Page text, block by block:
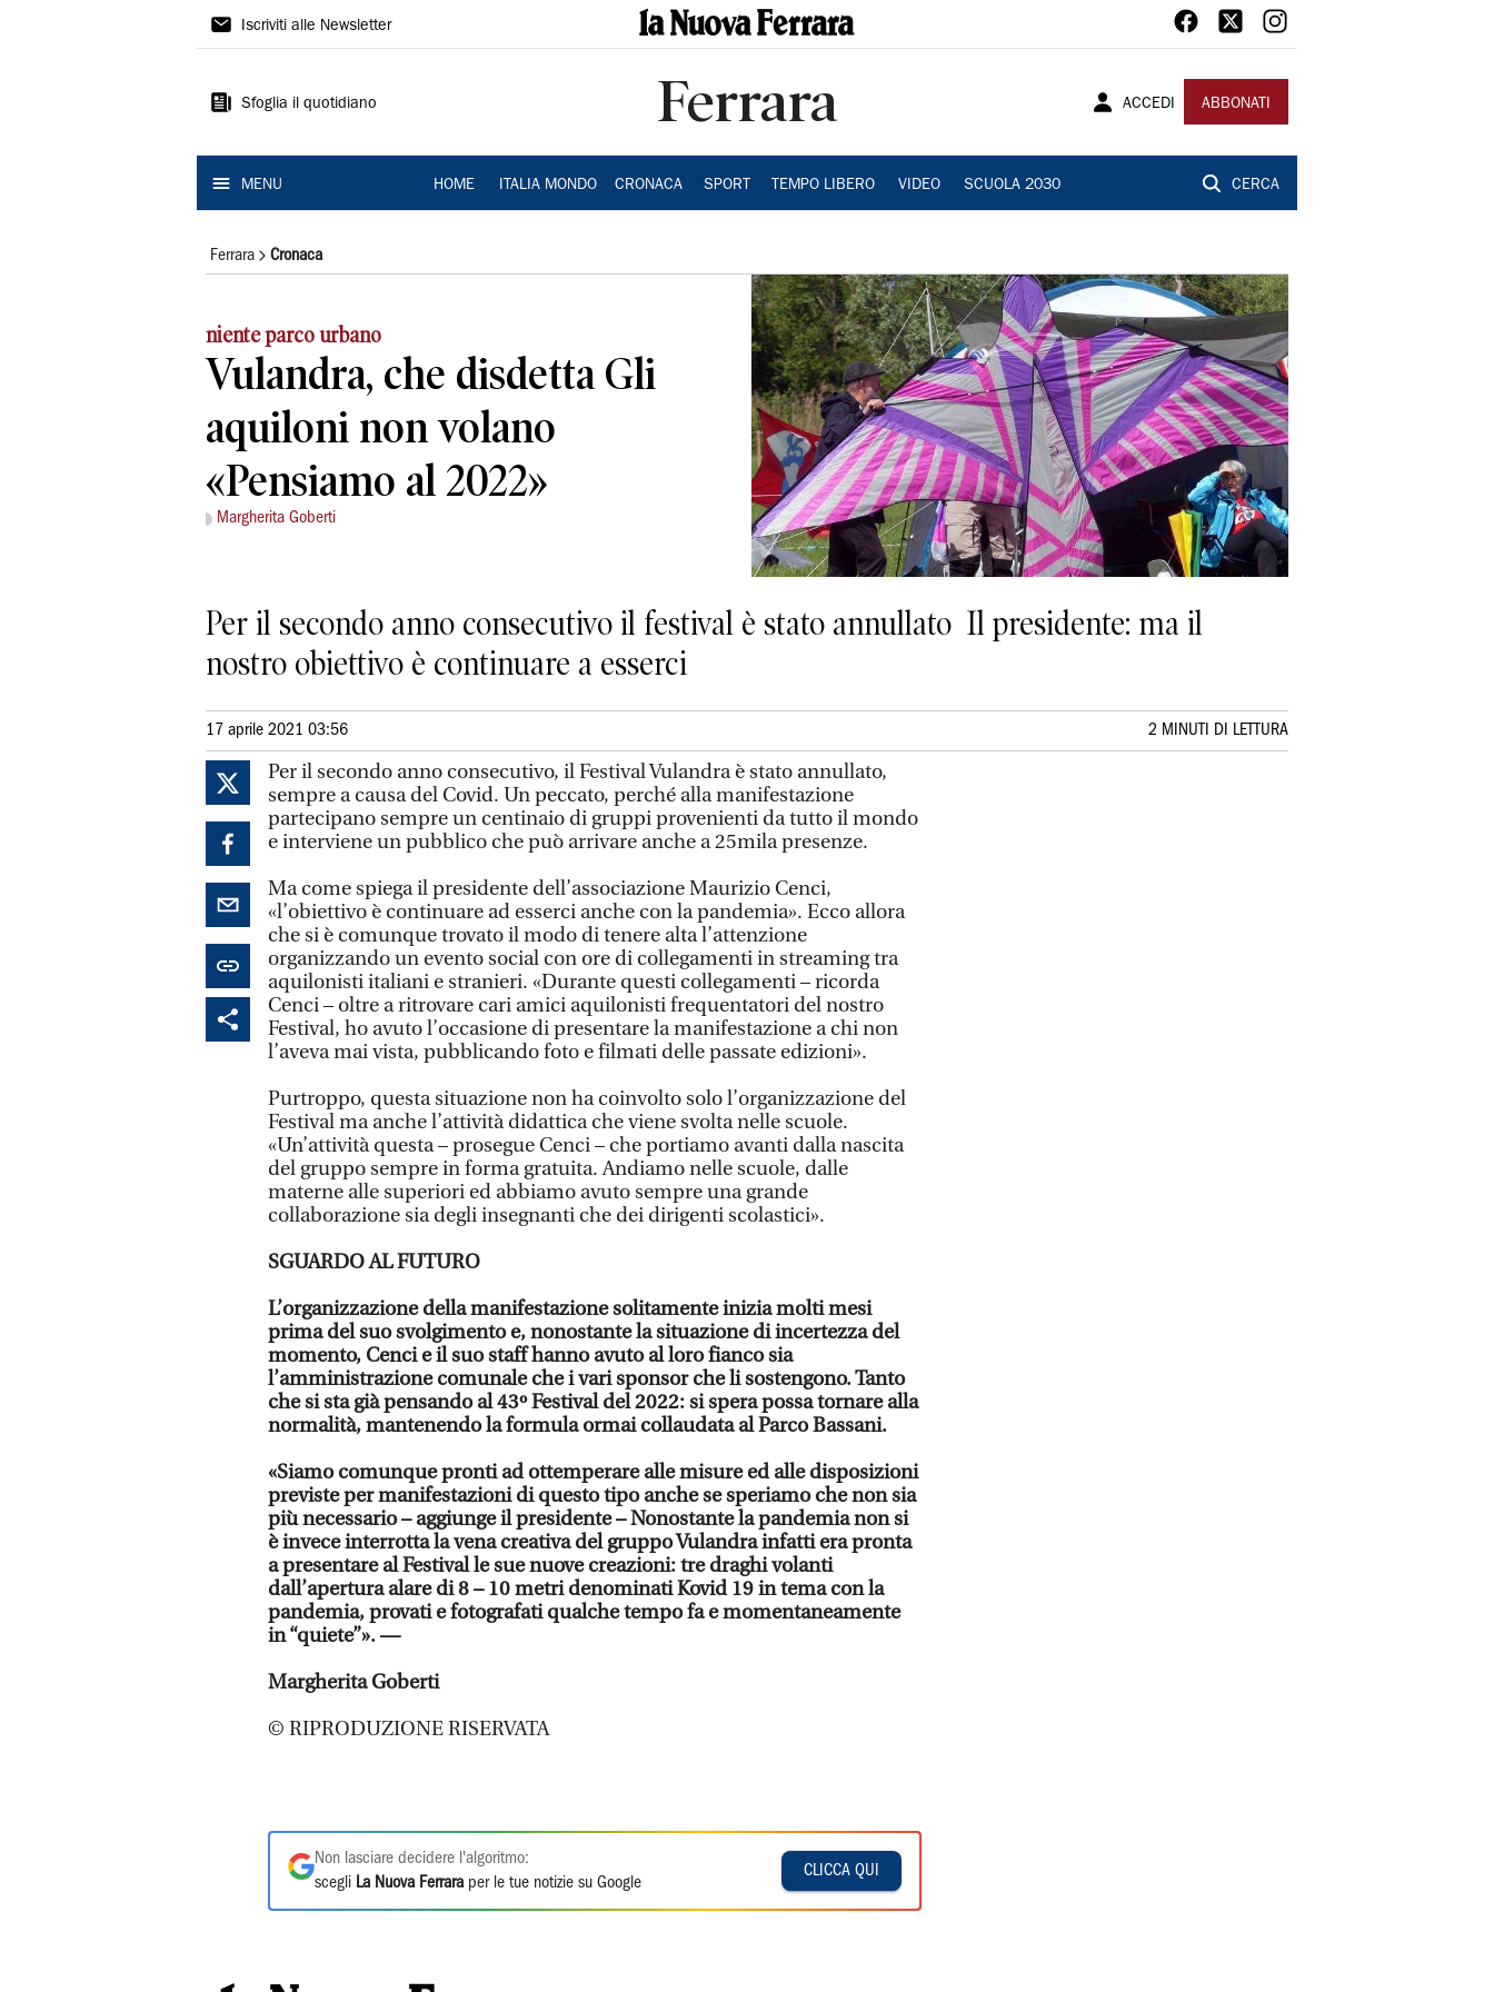
La
Ferrara
Iscriviti alle Newsletter
Sfoglia il quotidiano Ferrara ACCEDI ABBONATI
MENU HOME ITALIA MONDO CRONACA SPORT TEMPO LIBERO VIDEO SCUOLA 2030 CERCA
Ferrara Cronaca
niente parco urbano
Vulandra, che disdetta Gli
aquiloni non volano
«Pensiamo al 2022»
Margherita Goberti
Per il secondo anno consecutivo il festival è stato annullato Il presidente: ma il
nostro obiettivo è continuare a esserci
17 aprile 2021 03:56 2 MINUTI DI LETTURA
Per il secondo anno consecutivo, il Festival Vulandra è stato annullato,
sempre a causa del Covid. Un peccato, perché alla manifestazione
partecipano sempre un centinaio di gruppi provenienti da tutto il mondo
e interviene un pubblico che può arrivare anche a 25mila presenze.
Ma come spiega il presidente dell’associazione Maurizio Cenci,
«l’obiettivo è continuare ad esserci anche con la pandemia». Ecco allora
che si è comunque trovato il modo di tenere alta l’attenzione
organizzando un evento social con ore di collegamenti in streaming tra
aquilonisti italiani e stranieri. «Durante questi collegamenti – ricorda
Cenci – oltre a ritrovare cari amici aquilonisti frequentatori del nostro
Festival, ho avuto l’occasione di presentare la manifestazione a chi non
l’aveva mai vista, pubblicando foto e filmati delle passate edizioni».
Purtroppo, questa situazione non ha coinvolto solo l’organizzazione del
Festival ma anche l’attività didattica che viene svolta nelle scuole.
«Un’attività questa – prosegue Cenci – che portiamo avanti dalla nascita
del gruppo sempre in forma gratuita. Andiamo nelle scuole, dalle
materne alle superiori ed abbiamo avuto sempre una grande
collaborazione sia degli insegnanti che dei dirigenti scolastici».
SGUARDO AL FUTURO
L’organizzazione della manifestazione solitamente inizia molti mesi
prima del suo svolgimento e, nonostante la situazione di incertezza del
momento, Cenci e il suo staff hanno avuto al loro fianco sia
l’amministrazione comunale che i vari sponsor che li sostengono. Tanto
che si sta già pensando al 43º Festival del 2022: si spera possa tornare alla
normalità, mantenendo la formula ormai collaudata al Parco Bassani.
«Siamo comunque pronti ad ottemperare alle misure ed alle disposizioni
previste per manifestazioni di questo tipo anche se speriamo che non sia
più necessario – aggiunge il presidente – Nonostante la pandemia non si
è invece interrotta la vena creativa del gruppo Vulandra infatti era pronta
a presentare al Festival le sue nuove creazioni: tre draghi volanti
dall’apertura alare di 8 – 10 metri denominati Kovid 19 in tema con la
pandemia, provati e fotografati qualche tempo fa e momentaneamente
in “quiete”». —
Margherita Goberti
© RIPRODUZIONE RISERVATA
Non lasciare decidere l'algoritmo:
scegli La Nuova Ferrara per le tue notizie su Google
CLICCA QUI